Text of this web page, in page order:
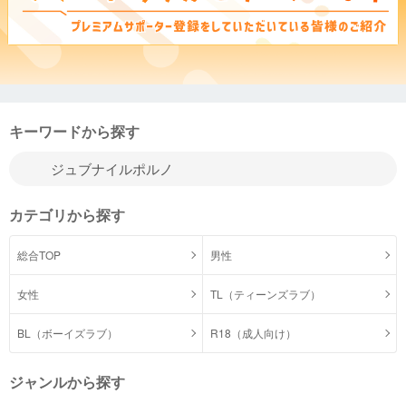
キーワードから探す
カテゴリから探す
総合TOP 男性
女性 TL（ティーンズラブ）
BL（ボーイズラブ） R18（成人向け）
ジャンルから探す